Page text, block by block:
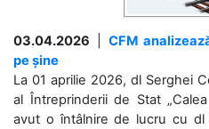
03.04.2026
CFM
pe șine
La 01 aprilie 2026, dl Serghei
al Întreprinderii de Stat
avut o întâlnire de lucru cu dl